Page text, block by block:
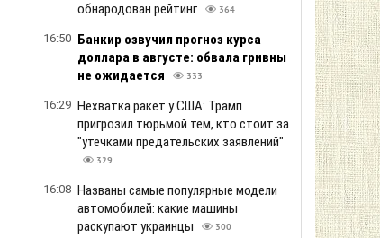
обнародован рейтинг
364
16:50 Банкир озвучил прогноз курса
доллара в августе: обвала гривны
не ожидается
333
16:29 Нехватка ракет у США: Трамп
пригрозил тюрьмой тем, кто стоит за
"утечками предательских заявлений"
329
16:08 Названы самые популярные модели
автомобилей: какие машины
раскупают украинцы
300